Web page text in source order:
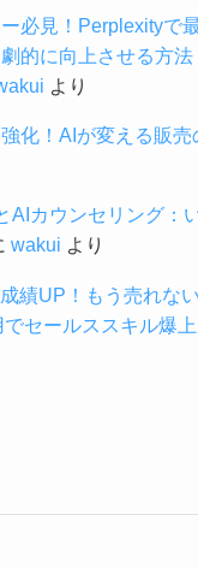
必見！Perplexityで
的に向上させる方法
より
化！AIが変える販売
カウンセリング：
wakui より
成績UP！もう売れな
セールススキル爆上